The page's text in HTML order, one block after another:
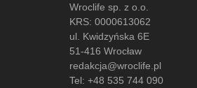
Wroclife sp. z o.o.
KRS: 0000613062
ul. Kwidzyńska 6E
51-416 Wrocław
redakcja@wroclife.pl
Tel: +48 535 744 090